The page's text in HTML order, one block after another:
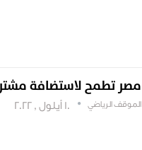
مصر تطمح لاستضافة مشتركة
الموقف الرياضي 10 أيلول , 2022